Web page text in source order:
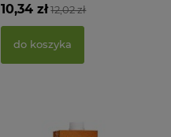
12,02 zł
10,34 zł
do koszyka